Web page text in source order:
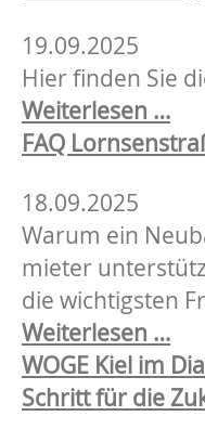
-
in
Kiel
19.09.2025
Hier finden Sie
Weiterlesen …
FAQ
18.09.2025
Warum ein
mieter
die wichtigsten
Weiterlesen …FAQ
WOGE Kiel im
Schritt für die